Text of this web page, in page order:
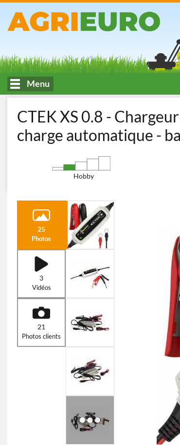
Menu
CTEK XS 0.8 -
charge automatique -
Hobby
25
Photos
3
Vidéos
21
Photos clients